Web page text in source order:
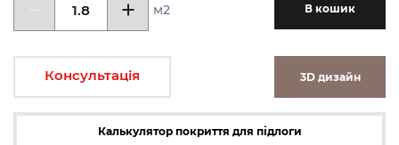
м2 В кошик
Консультація 3D дизайн
Калькулятор покриття для підлоги